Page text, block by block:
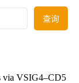
查询
via VSIG4–CD5